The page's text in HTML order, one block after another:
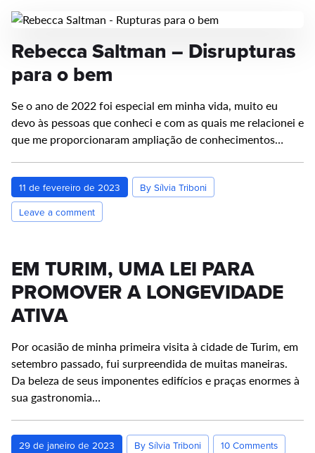
Rebecca Saltman – Disrupturas
para o bem
Se o ano de 2022 foi especial em minha vida, muito eu
devo às pessoas que conheci e com as quais me relacionei e
que me proporcionaram ampliação de conhecimentos…
11 de fevereiro de 2023
By Sílvia Triboni
Leave a comment
EM TURIM, UMA LEI PARA
PROMOVER A LONGEVIDADE
ATIVA
Por ocasião de minha primeira visita à cidade de Turim, em
setembro passado, fui surpreendida de muitas maneiras.
Da beleza de seus imponentes edifícios e praças enormes à
sua gastronomia…
29 de janeiro de 2023 By Sílvia Triboni 10 Comments